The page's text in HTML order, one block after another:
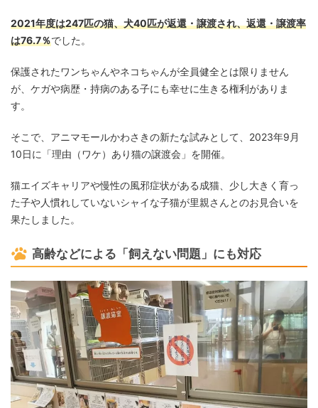
2021年度は247匹の猫、犬40匹が返還・譲渡され、返還・譲渡率
は76.7％でした。
保護されたワンちゃんやネコちゃんが全員健全とは限りません
が、ケガや病歴・持病のある子にも幸せに生きる権利がありま
す。
そこで、アニマモールかわさきの新たな試みとして、2023年9月
10日に「理由（ワケ）あり猫の譲渡会」を開催。
猫エイズキャリアや慢性の風邪症状がある成猫、少し大きく育っ
た子や人慣れしていないシャイな子猫が里親さんとのお見合いを
果たしました。
高齢などによる「飼えない問題」にも対応